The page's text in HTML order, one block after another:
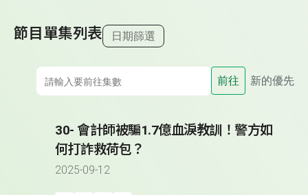
節目單集列表 日期篩選
前往 新的優先
30- 會計師被騙1.7億血淚教訓！警方如
何打詐救荷包？
2025-09-12